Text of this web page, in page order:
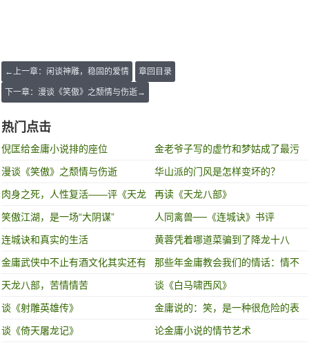
←上一章：闲谈神雕，稳固的爱情 章回目录
下一章：漫谈《笑傲》之颓情与伤逝→
热门点击
倪匡给金庸小说排的座位
金老爷子写的虚竹和梦姑成了最污
的一段，你知道不？
漫谈《笑傲》之颓情与伤逝 华山派的门风是怎样变坏的？
肉身之死，人性复活——评《天龙
八部》
再读《天龙八部》
笑傲江湖，是一场“大阴谋” 人同禽兽──《连城诀》书评
连城诀和真实的生活
黄蓉凭着哪道菜骗到了降龙十八
掌？
金庸武侠中不止有酒文化其实还有
这些……
那些年金庸教会我们的情话：情不
知所起 一往而深！
天龙八部，苦情情苦 谈《白马啸西风》
谈《射雕英雄传》
​金庸说的：笑，是一种很危险的表
情
谈《倚天屠龙记》 论金庸小说的情节艺术